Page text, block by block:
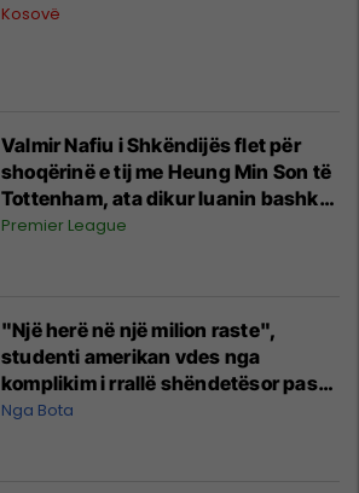
Kosovë
Valmir Nafiu i Shkëndijës flet për
shoqërinë e tij me Heung Min Son të
Tottenham, ata dikur luanin bashkë
te Hamburgu
Premier League
"Një herë në një milion raste",
studenti amerikan vdes nga
komplikim i rrallë shëndetësor pas
infektimit me COVID-19
Nga Bota